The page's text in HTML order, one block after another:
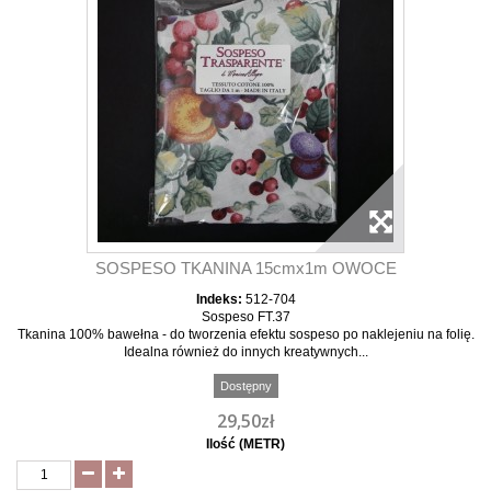
SOSPESO TKANINA 15cmx1m OWOCE
Indeks: 512-704
Sospeso FT.37
Tkanina 100% bawełna - do tworzenia efektu sospeso po naklejeniu na folię.
Idealna również do innych kreatywnych...
Dostępny
29,50zł
Ilość (METR)